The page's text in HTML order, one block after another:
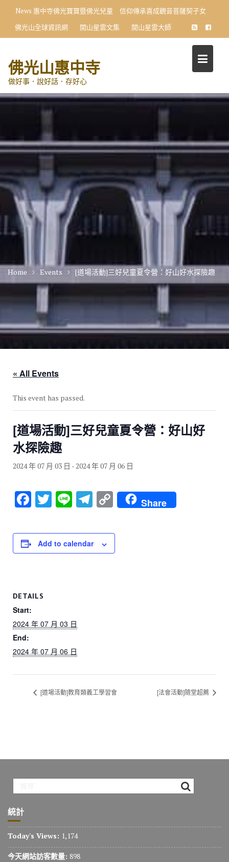
content
News 惠中寺佛光寶寶暨佛光兒童 信仰傳承喜成觀音菩薩契子女
佛光山全球資訊網
開山星雲文集 開山星雲大師
佛光山惠中寺
做好事．說好話．存好心
Home Events [道場活動]三好兒童夏令營：好山好水探險趣
« All Events
This event has passed.
[道場活動]三好兒童夏令營：好山好
水探險趣
2024 年 07 月 03 日 -2024 年 07 月 06 日
F
c
e
o
k
T
tt
er
Li
e
T
e
gr
C
o
p
y
Share
Add to calendar
DETAILS
Start:
2024 年 07 月 03 日
End:
2024 年 07 月 06 日
[道場活動]教育類義工學習會 [法會活動]隨堂超薦
統計
Today's Views: 1,174
今天網站訪客數量: 898